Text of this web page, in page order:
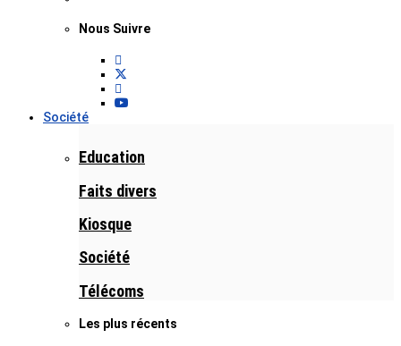
Nous Suivre
Société
Education
Faits divers
Kiosque
Société
Télécoms
Les plus récents